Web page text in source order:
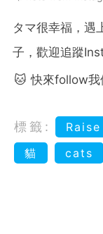
タマ很幸福，遇
子，歡迎追蹤
🐱 快來follow
標籤:
貓
cats